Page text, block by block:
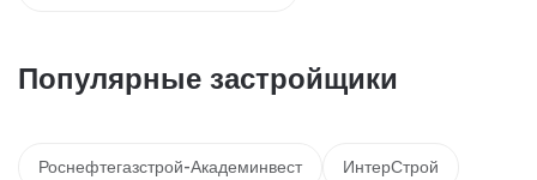
Популярные застройщики
Роснефтегазстрой-Академинвест ИнтерСтрой